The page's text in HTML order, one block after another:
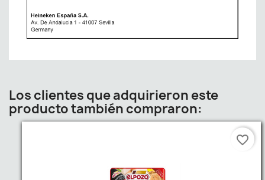
Los clientes que adquirieron este
producto también compraron:
favorite_border